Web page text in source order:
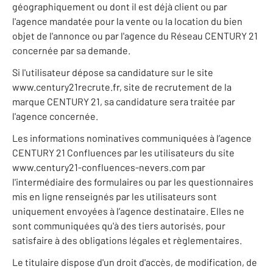
géographiquement ou dont il est déjà client ou par
l'agence mandatée pour la vente ou la location du bien
objet de l'annonce ou par l'agence du Réseau CENTURY 21
concernée par sa demande.
Si l'utilisateur dépose sa candidature sur le site
www.century21recrute.fr, site de recrutement de la
marque CENTURY 21, sa candidature sera traitée par
l'agence concernée.
Les informations nominatives communiquées à l’agence
CENTURY 21 Confluences par les utilisateurs du site
www.century21-confluences-nevers.com par
l'intermédiaire des formulaires ou par les questionnaires
mis en ligne renseignés par les utilisateurs sont
uniquement envoyées à l’agence destinataire. Elles ne
sont communiquées qu'à des tiers autorisés, pour
satisfaire à des obligations légales et règlementaires.
Le titulaire dispose d'un droit d'accès, de modification, de